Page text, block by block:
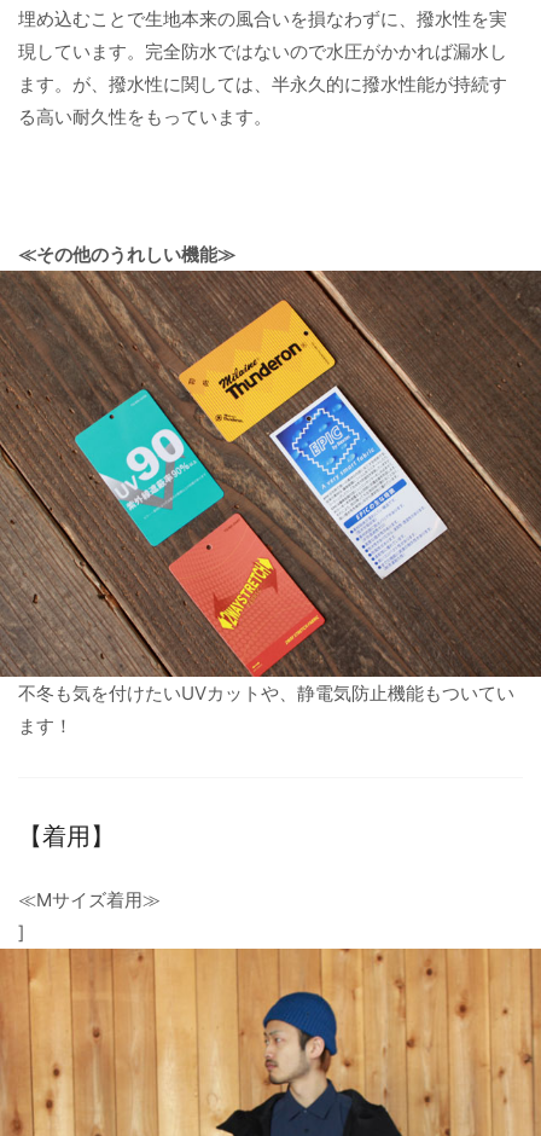
埋め込むことで生地本来の風合いを損なわずに、撥水性を実
現しています。完全防水ではないので水圧がかかれば漏水し
ます。が、撥水性に関しては、半永久的に撥水性能が持続す
る高い耐久性をもっています。
≪その他のうれしい機能≫
不冬も気を付けたいUVカットや、静電気防止機能もついてい
ます！
【着用】
≪Mサイズ着用≫
]